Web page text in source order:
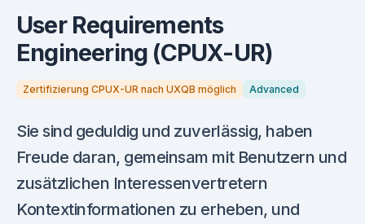
User Requirements
Engineering (CPUX-UR)
Zertifizierung CPUX-UR nach UXQB möglich Advanced
Sie sind geduldig und zuverlässig, haben
Freude daran, gemeinsam mit Benutzern und
zusätzlichen Interessenvertretern
Kontextinformationen zu erheben, und